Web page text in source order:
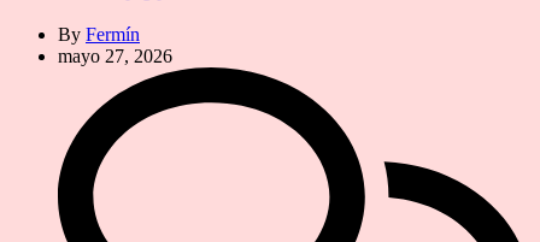
By Fermín
mayo 27, 2026